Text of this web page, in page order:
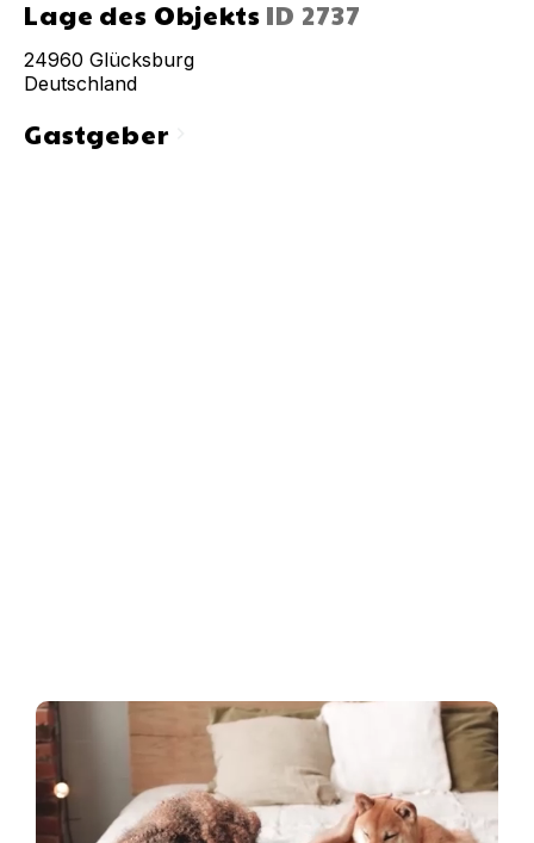
Lage des Objekts ID 2737
24960 Glücksburg
Deutschland
Gastgeberchevron_right